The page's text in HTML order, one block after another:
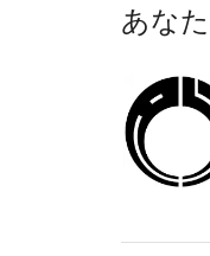
あな